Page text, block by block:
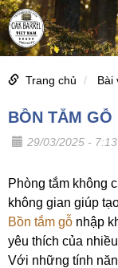
Trang chủ Bài
BỒN TẮM GỖ
29/03/2025 -
Phòng tắm không
không gian giúp
Bồn tắm gỗ nhập
yêu thích của
Với những tính